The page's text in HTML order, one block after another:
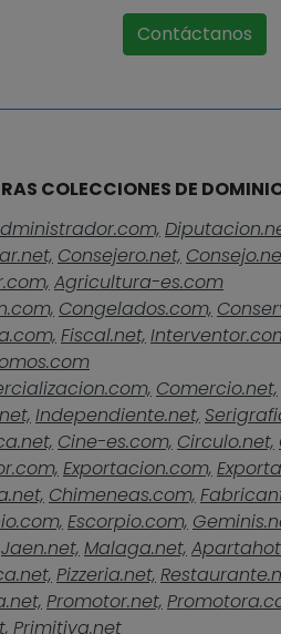
Contáctanos
COLECCIONES DE
Consejero.net,
Agricultura-es.com
Congelados.com,
Fiscal.net,
Comercio.net,
Independiente.net,
Cine-es.com, Circulo.net,
Exportacion.com,
Chimeneas.com,
Escorpio.com,
Jaen.net, Malaga.net,
Pizzeria.net,
Promotor.net,
Primitiva.net